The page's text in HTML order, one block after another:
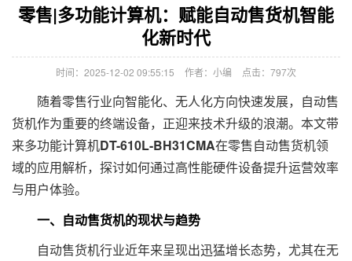
零售|多功能计算机：赋能自动售货机智能
化新时代
时间：2025-12-02 09:55:15 作者：小编 点击： 797次
随着零售行业向智能化、无人化方向快速发展，自动售
货机作为重要的终端设备，正迎来技术升级的浪潮。本文带
来多功能计算机DT-610L-BH31CMA在零售自动售货机领
域的应用解析，探讨如何通过高性能硬件设备提升运营效率
与用户体验。
一、自动售货机的现状与趋势
自动售货机行业近年来呈现出迅猛增长态势，尤其在无